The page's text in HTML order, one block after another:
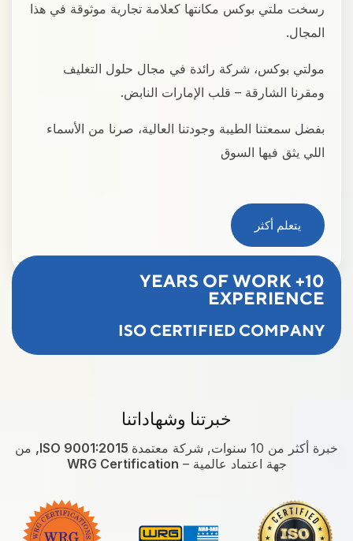
رسخت ملتي بوكس مكانتها كعلامة تجارية موثوقة في هذا
المجال.
مولتي بوكس، شركة رائدة في مجال حلول التغليف
ومقرنا الشارقة – قلب الإمارات النابض.
بفضل سمعتنا الطيبة وجودتنا العالية، صرنا من الأسماء
اللي يثق فيها السوق
يتعلم أكثر
10+ YEARS OF WORK
EXPERIENCE
ISO CERTIFIED COMPANY
خبرتنا وشهاداتنا
خبرة أكثر من 10 سنوات, شركة معتمدة
من
جهة اعتماد عالمية – WRG Certification